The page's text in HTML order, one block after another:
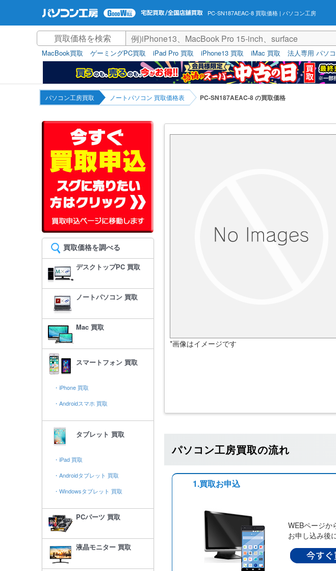
PC-SN187AEAC-8 買取価格 | パソコン工房
MacBook買取 ゲーミングPC買取 iPad Pro 買取 iPhone13 買取 iMac 買取 法人専用 パソ
パソコン工房買取 ノートパソコン 買取価格表 PC-SN187AEAC-8 の買取価格
*画像はイメージです
パソコン工房買取の流れ
1.買取お申込
WEBページか
お申し込み後
買取価格を調べる
デスクトップPC 買取
ノートパソコン 買取
Mac 買取
スマートフォン 買取
・iPhone 買取
・Androidスマホ 買取
タブレット 買取
・iPad 買取
・Androidタブレット 買取
・Windowsタブレット 買取
PCパーツ 買取
液晶モニター 買取